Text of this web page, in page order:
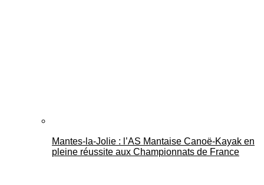
Mantes-la-Jolie : l’AS Mantaise Canoë‑Kayak en
pleine réussite aux Championnats de France